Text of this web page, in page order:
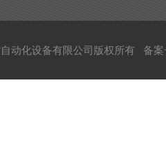
动化设备有限公司版权所有 备案